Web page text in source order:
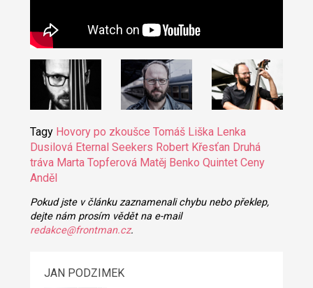
Tagy Hovory po zkoušce Tomáš Liška Lenka
Dusilová Eternal Seekers Robert Křesťan Druhá
tráva Marta Topferová Matěj Benko Quintet Ceny
Anděl
Pokud jste v článku zaznamenali chybu nebo překlep,
dejte nám prosím vědět na e-mail
redakce@frontman.cz.
JAN PODZIMEK